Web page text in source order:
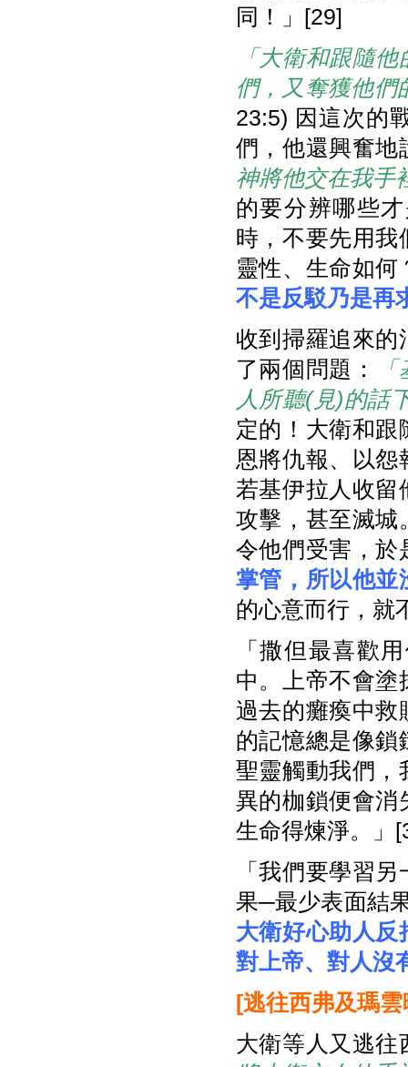
同！」[29]
「大衛和跟隨
們，又奪獲他們
23:5) 因這次的
們，他還興奮地
神將他交在我手
的要分辨哪些
時，不要先用我
靈性、生命如
不是反駁乃是再
收到掃羅追來的
了兩個問題：
人所聽(見)的話
定的！大衛和
恩將仇報、以
若基伊拉人收
攻擊，甚至滅城
令他們受害，於
掌管，所以他並
的心意而行，就
「撒但最喜歡
中。上帝不會塗
過去的癱瘓中救
的記憶總是像鎖
聖靈觸動我們，
異的枷鎖便會消
生命得煉淨。」
「我們要學習
果─最少表面結
大衛好心助人反
對上帝、對人沒
[逃往西弗及瑪
大衛等人又逃往